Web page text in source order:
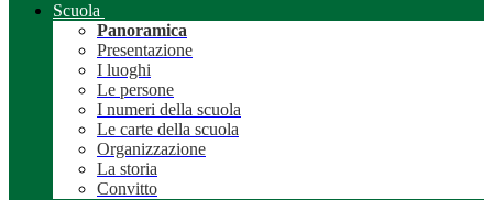
Scuola
Panoramica
Presentazione
I luoghi
Le persone
I numeri della scuola
Le carte della scuola
Organizzazione
La storia
Convitto